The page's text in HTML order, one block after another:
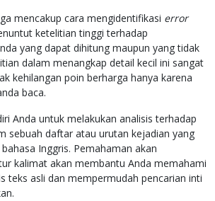
mencakup cara mengidentifikasi error
ketelitian tinggi terhadap
yang dapat dihitung maupun yang tidak
dalam menangkap detail kecil ini sangat
kehilangan poin berharga hanya karena
baca.
Anda untuk melakukan analisis terhadap
sebuah daftar atau urutan kejadian yang
Inggris. Pemahaman akan
kalimat akan membantu Anda memahami
teks asli dan mempermudah pencarian inti